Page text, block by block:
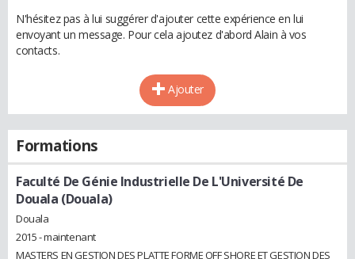
N'hésitez pas à lui suggérer d'ajouter cette expérience en lui
envoyant un message. Pour cela ajoutez d'abord Alain à vos
contacts.
Ajouter
Formations
Faculté De Génie Industrielle De L'Université De
Douala (Douala)
Douala
2015 - maintenant
MASTERS EN GESTION DES PLATTE FORME OFF SHORE ET GESTION DES